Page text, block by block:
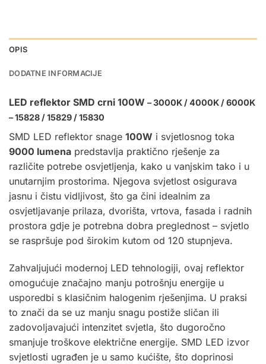
OPIS
DODATNE INFORMACIJE
LED reflektor SMD crni 100W – 3000K / 4000K / 6000K
– 15828 / 15829 / 15830
SMD LED reflektor snage 100W i svjetlosnog toka
9000 lumena predstavlja praktično rješenje za
različite potrebe osvjetljenja, kako u vanjskim tako i u
unutarnjim prostorima. Njegova svjetlost osigurava
jasnu i čistu vidljivost, što ga čini idealnim za
osvjetljavanje prilaza, dvorišta, vrtova, fasada i radnih
prostora gdje je potrebna dobra preglednost – svjetlo
se raspršuje pod širokim kutom od 120 stupnjeva.
Zahvaljujući modernoj LED tehnologiji, ovaj reflektor
omogućuje značajno manju potrošnju energije u
usporedbi s klasičnim halogenim rješenjima. U praksi
to znači da se uz manju snagu postiže sličan ili
zadovoljavajući intenzitet svjetla, što dugoročno
smanjuje troškove električne energije. SMD LED izvor
svjetlosti ugrađen je u samo kućište, što doprinosi